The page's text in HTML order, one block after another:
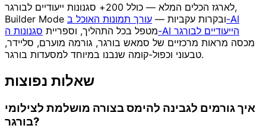
לארגז הכלים המלא — כולל 200+ סגנונות ייעודיים לבורגר,
Builder Mode ובקרות עקביות —עורך תמונות האוכל ב-AI
מטפל בכל התהליך, וספריית
סגנונות ה-AI הייעודיים לבורגר
מכסה מראות מרכזיים של סמאש בורגר, גורמה מוערם, סליידר,
טבעוני וכפול-קומה שנבנו במיוחד למסעדות בורגר.
שאלות נפוצות
איך גורמים לגבינה להימס בצורה מושלמת לצילומי
בורגר?